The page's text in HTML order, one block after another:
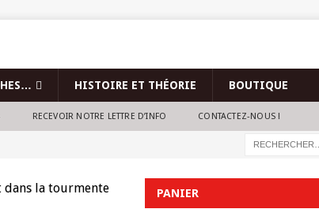
HISTOIRE ET THÉORIE BOUTIQUE
RECEVOIR NOTRE LETTRE D’INFO CONTACTEZ-NOUS !
dans la tourmente PANIER